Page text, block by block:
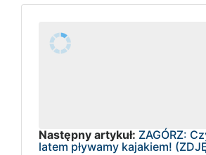
Następny artykuł: ZAGÓRZ:
latem pływamy kajakiem!